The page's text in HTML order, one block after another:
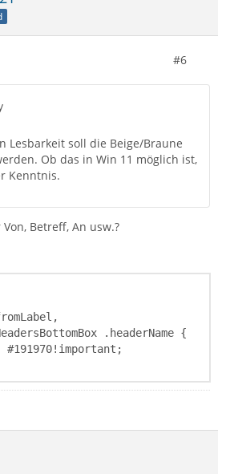
#6
Lesbarkeit soll die Beige/Braune
Ob das in Win 11 möglich ist,
Kenntnis.
Betreff, An usw.?